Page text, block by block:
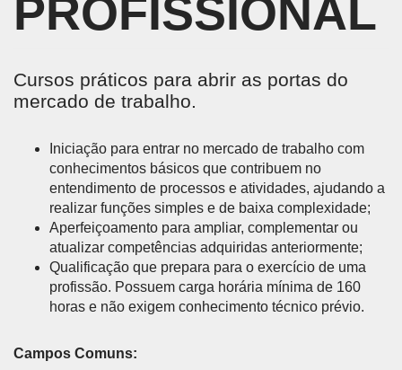
PROFISSIONAL
Cursos práticos para abrir as portas do
mercado de trabalho.
Iniciação para entrar no mercado de trabalho com
conhecimentos básicos que contribuem no
entendimento de processos e atividades, ajudando a
realizar funções simples e de baixa complexidade;
Aperfeiçoamento para ampliar, complementar ou
atualizar competências adquiridas anteriormente;
Qualificação que prepara para o exercício de uma
profissão. Possuem carga horária mínima de 160
horas e não exigem conhecimento técnico prévio.
Campos Comuns: